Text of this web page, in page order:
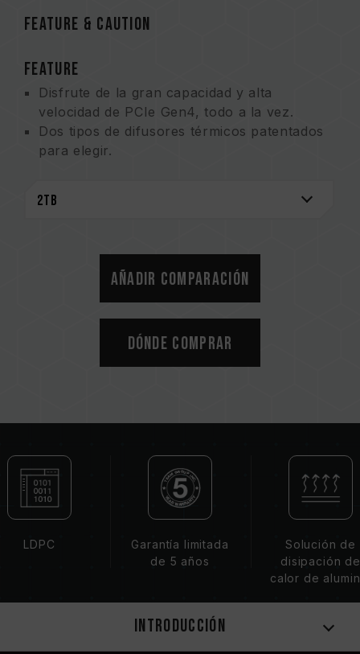
FEATURE & CAUTION
FEATURE
Disfrute de la gran capacidad y alta
velocidad de PCIe Gen4, todo a la vez.
Dos tipos de difusores térmicos patentados
para elegir.
Es compatible con la especificación NVMe
Patente de invención de Taiwán (número:
Añadir comparación
Dónde comprar
LDPC
Garantía limitada
de 5 años
Solución de
disipación de
calor de
Introducción